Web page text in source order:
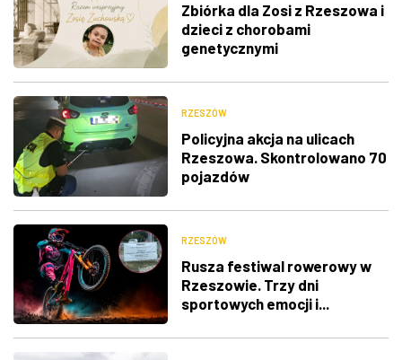
Zbiórka dla Zosi z Rzeszowa i
dzieci z chorobami
genetycznymi
RZESZÓW
Policyjna akcja na ulicach
Rzeszowa. Skontrolowano 70
pojazdów
RZESZÓW
Rusza festiwal rowerowy w
Rzeszowie. Trzy dni
sportowych emocji i...